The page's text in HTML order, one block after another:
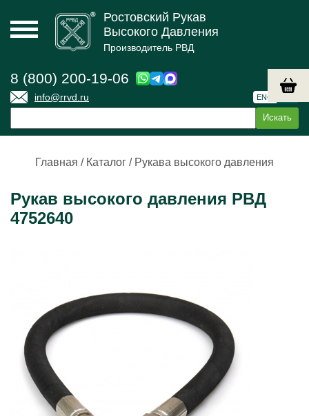
Ростовский Рукав
Высокого Давления
Производитель РВД
8 (800) 200-19-06
info@rrvd.ru ENG
Главная / Каталог / Рукава высокого давления
Рукав высокого давления РВД
4752640